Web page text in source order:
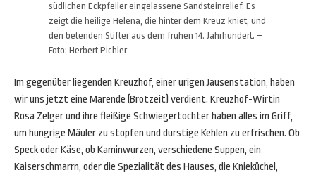
südlichen Eckpfeiler eingelassene Sandsteinrelief. Es
zeigt die heilige Helena, die hinter dem Kreuz kniet, und
den betenden Stifter aus dem frühen 14. Jahrhundert. –
Foto: Herbert Pichler
Im gegenüber liegenden Kreuzhof, einer urigen Jausenstation, haben
wir uns jetzt eine Marende (Brotzeit) verdient. Kreuzhof-Wirtin
Rosa Zelger und ihre fleißige Schwiegertochter haben alles im Griff,
um hungrige Mäuler zu stopfen und durstige Kehlen zu erfrischen. Ob
Speck oder Käse, ob Kaminwurzen, verschiedene Suppen, ein
Kaiserschmarrn, oder die Spezialität des Hauses, die Knieküchel,